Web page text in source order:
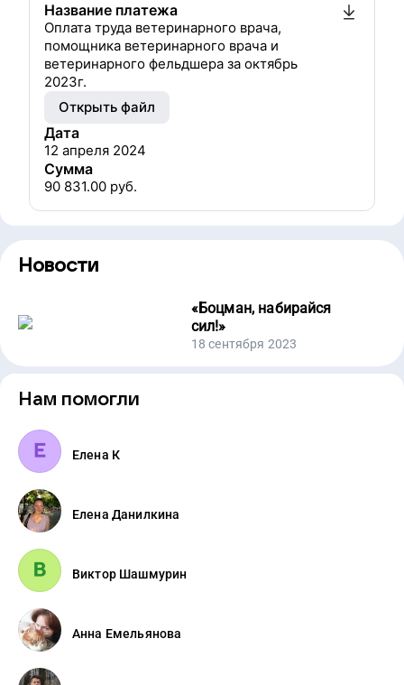
Название платежа
Оплата труда ветеринарного врача,
помощника ветеринарного врача и
ветеринарного фельдшера за октябрь
2023г.
Открыть файл
Дата
12 апреля 2024
Сумма
90 831.00 руб.
Новости
«Боцман, набирайся
сил!»
18 сентября 2023
Нам помогли
Елена К
Елена Данилкина
Виктор Шашмурин
Анна Емельянова